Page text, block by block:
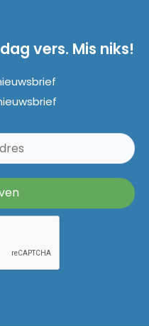
vers. Mis niks!